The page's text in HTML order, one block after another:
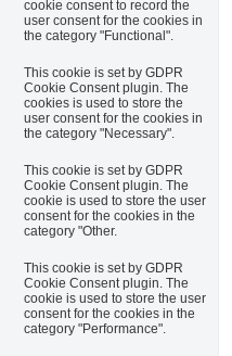
cookie consent to record the
user consent for the cookies in
the category "Functional".
This cookie is set by GDPR
Cookie Consent plugin. The
cookies is used to store the
user consent for the cookies in
the category "Necessary".
This cookie is set by GDPR
Cookie Consent plugin. The
cookie is used to store the user
consent for the cookies in the
category "Other.
This cookie is set by GDPR
Cookie Consent plugin. The
cookie is used to store the user
consent for the cookies in the
category "Performance".